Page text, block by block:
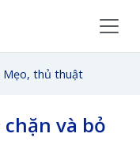
Mẹo, thủ thuật
và bỏ